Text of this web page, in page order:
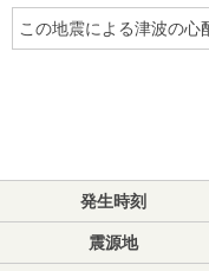
この地震による津波の心
発生時刻
震源地